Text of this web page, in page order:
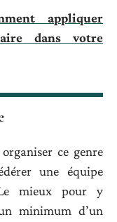
appliquer
dans votre
ce genre
une équipe
mieux pour y
minimum d’un